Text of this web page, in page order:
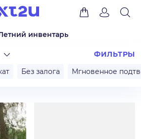
инвентарь
ФИЛЬТРЫ
Без залога Мгновенное